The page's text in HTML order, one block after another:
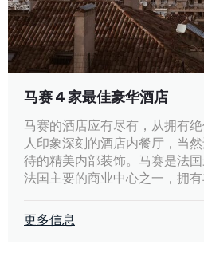
马赛 4 家最佳豪华酒店
马赛的酒店应有尽有，从拥有
人印象深刻的酒店内餐厅，当
待的精美内部装饰。马赛是法
法国主要的商业中心之一，拥有
更多信息